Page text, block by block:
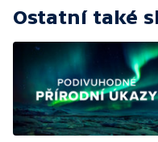
Ostatní také